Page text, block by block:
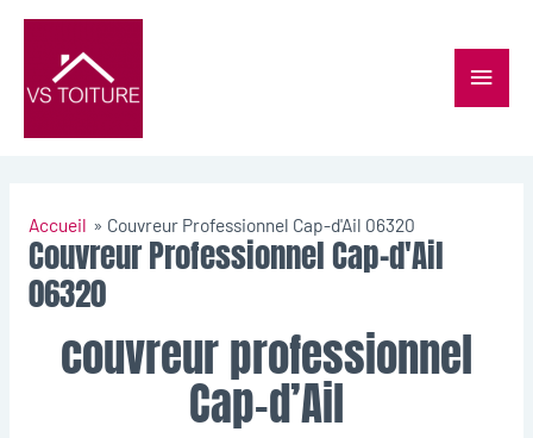
Accueil Couvreur Professionnel Cap-d'Ail 06320
Couvreur Professionnel Cap-d'Ail
06320
couvreur professionnel
Cap-d’Ail